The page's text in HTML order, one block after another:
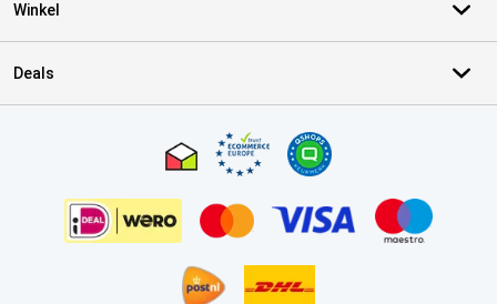
Winkel
Deals